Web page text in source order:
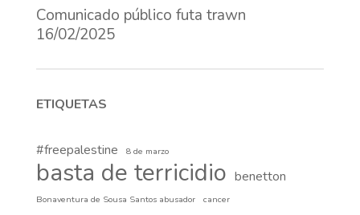
Comunicado público futa trawn
16/02/2025
ETIQUETAS
#freepalestine 8 de marzo
basta de terricidio benetton
Bonaventura de Sousa Santos abusador
cancer